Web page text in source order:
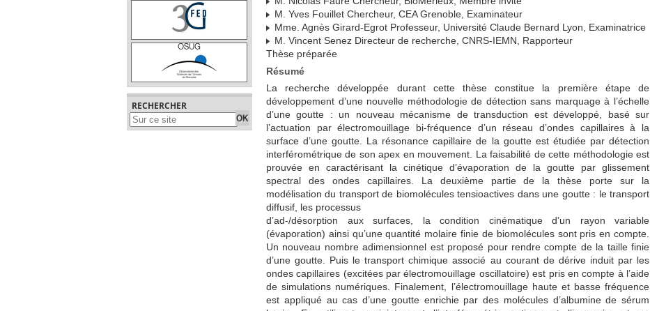
RECHERCHER
M. Yves Fouillet Chercheur, CEA Grenoble, Examinateur
Mme. Agnès Girard-Egrot Professeur, Université Claude Bernard Lyon, Examinatrice
M. Vincent Senez Directeur de recherche, CNRS-IEMN, Rapporteur
Thèse préparée
Résumé
La recherche développée durant cette thèse constitue la première étape de
développement d’une nouvelle méthodologie de détection sans marquage à l’échelle
d’une goutte : un nouveau mécanisme de transduction est développé, basé sur
l’actuation par électromouillage bi-fréquence d’un réseau d’ondes capillaires à la
surface d’une goutte. La résonance capillaire de la goutte est étudiée par détection
interférométrique de son apex en mouvement. La faisabilité de cette méthodologie est
prouvée en caractérisant la cinétique d’évaporation de la goutte par glissement
spectral des ondes capillaires. La deuxième partie de la thèse porte sur la
modélisation du transport de biomolécules tensioactives dans une goutte : le transport
diffusif, les processus
d’ad-/désorption aux surfaces, la condition cinématique d’un rayon variable
(évaporation) ainsi qu’une quantité molaire finie de biomolécules sont pris en compte.
Un nouveau nombre adimensionnel est proposé pour rendre compte de la taille finie
d’une goutte. Puis le transport chimique associé au courant de dérive induit par les
ondes capillaires (excitées par électromouillage oscillatoire) est pris en compte à l’aide
de simulations numériques. Finalement, l’électromouillage haute et basse fréquence
est appliqué au cas d’une goutte enrichie par des molécules d’albumine de sérum